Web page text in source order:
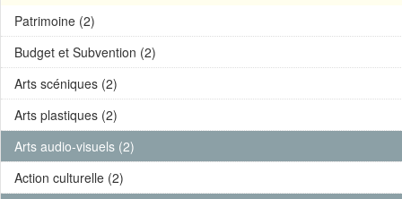
Patrimoine (2)
Budget et Subvention (2)
Arts scéniques (2)
Arts plastiques (2)
Arts audio-visuels (2)
Action culturelle (2)